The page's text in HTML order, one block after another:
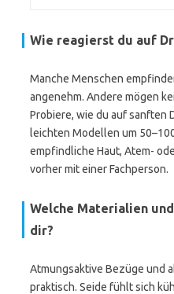
Wie reagierst du auf
Manche Menschen
angenehm. Andere mögen
Probiere, wie du auf sanften
leichten Modellen um
empfindliche Haut, Atem-
vorher mit einer Fachperson.
Welche Materialien
dir?
Atmungsaktive Bezüge und
praktisch. Seide fühlt sich